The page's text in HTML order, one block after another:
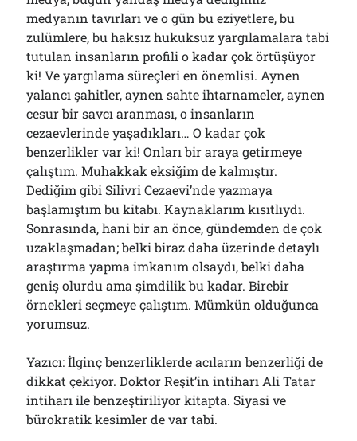
medyanın tavırları ve o gün bu eziyetlere, bu
zulümlere, bu haksız hukuksuz yargılamalara tabi
tutulan insanların profili o kadar çok örtüşüyor
ki! Ve yargılama süreçleri en önemlisi. Aynen
yalancı şahitler, aynen sahte ihtarnameler, aynen
cesur bir savcı aranması, o insanların
cezaevlerinde yaşadıkları… O kadar çok
benzerlikler var ki! Onları bir araya getirmeye
çalıştım. Muhakkak eksiğim de kalmıştır.
Dediğim gibi Silivri Cezaevi’nde yazmaya
başlamıştım bu kitabı. Kaynaklarım kısıtlıydı.
Sonrasında, hani bir an önce, gündemden de çok
uzaklaşmadan; belki biraz daha üzerinde detaylı
araştırma yapma imkanım olsaydı, belki daha
geniş olurdu ama şimdilik bu kadar. Birebir
örnekleri seçmeye çalıştım. Mümkün olduğunca
yorumsuz.
Yazıcı: İlginç benzerliklerde acıların benzerliği de
dikkat çekiyor. Doktor Reşit’in intiharı Ali Tatar
intiharı ile benzeştiriliyor kitapta. Siyasi ve
bürokratik kesimler de var tabi.